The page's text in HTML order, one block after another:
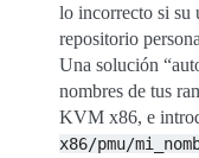
lo incorrecto si su
repositorio
Una solución
nombres de tus
KVM x86, e
x86/pmu/